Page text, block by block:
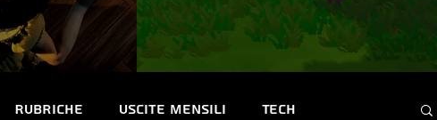
Rubriche Uscite mensili Tech